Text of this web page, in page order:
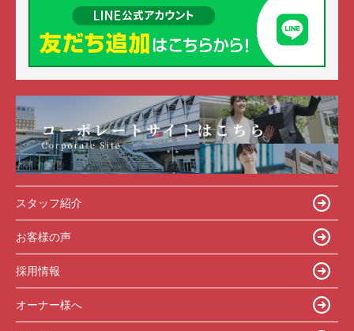
スタッフ紹介
お客様の声
採用情報
オーナー様へ